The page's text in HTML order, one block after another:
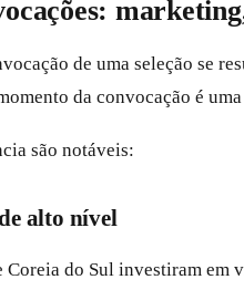
de uma seleção se
da convocação é
são notáveis:
alto nível
Coreia do Sul investiram